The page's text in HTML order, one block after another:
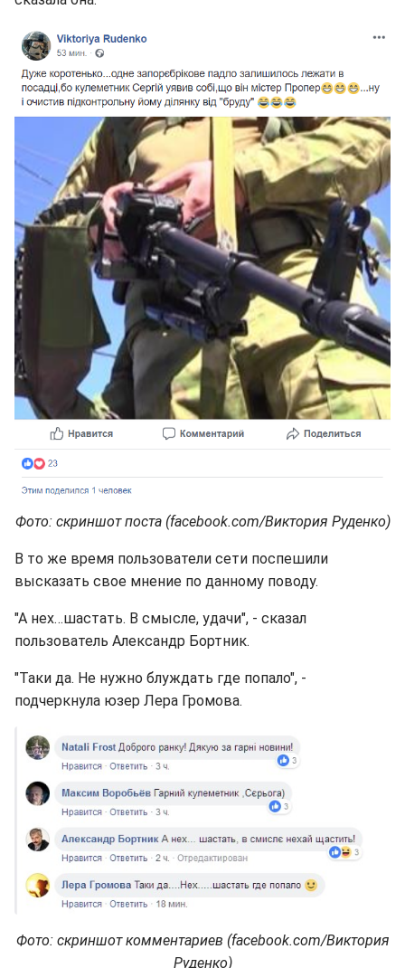
Фото: скриншот поста (facebook.com/Виктория Руденко)
В то же время пользователи сети поспешили
высказать свое мнение по данному поводу.
"А нех…шастать. В смысле, удачи", - сказал
пользователь Александр Бортник.
"Таки да. Не нужно блуждать где попало", -
подчеркнула юзер Лера Громова.
Фото: скриншот комментариев (facebook.com/Виктория
Руденко)